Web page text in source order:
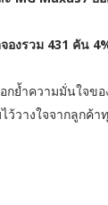
องรวม 431 คัน
กย้ำความมั่นใจ
วางใจจากลูกค้